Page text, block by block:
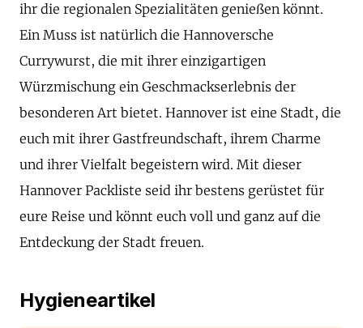
ihr die regionalen Spezialitäten genießen könnt.
Ein Muss ist natürlich die Hannoversche
Currywurst, die mit ihrer einzigartigen
Würzmischung ein Geschmackserlebnis der
besonderen Art bietet. Hannover ist eine Stadt, die
euch mit ihrer Gastfreundschaft, ihrem Charme
und ihrer Vielfalt begeistern wird. Mit dieser
Hannover Packliste seid ihr bestens gerüstet für
eure Reise und könnt euch voll und ganz auf die
Entdeckung der Stadt freuen.
Hygieneartikel